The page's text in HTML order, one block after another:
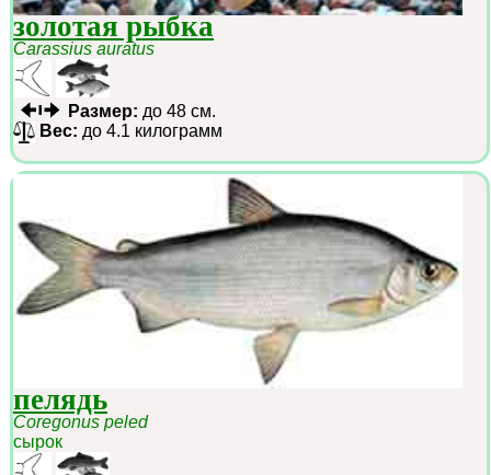
золотая рыбка
Carassius auratus
Размер: до 48 см.
Вес: до 4.1 килограмм
пелядь
Coregonus peled
сырок